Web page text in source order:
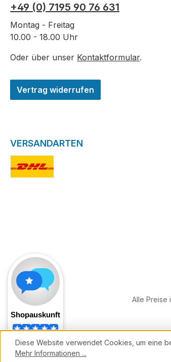
+49 (0) 7195 90 76 631
Montag - Freitag
10.00 - 18.00 Uhr
Oder über unser Kontaktformular.
Vertrag widerrufen
VERSANDARTEN
Alle Preise
Diese Website verwendet Cookies, um eine
Mehr Informationen ...